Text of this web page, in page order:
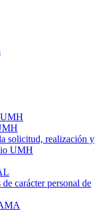
UMH
solicitud, realización y
UMH
carácter personal de